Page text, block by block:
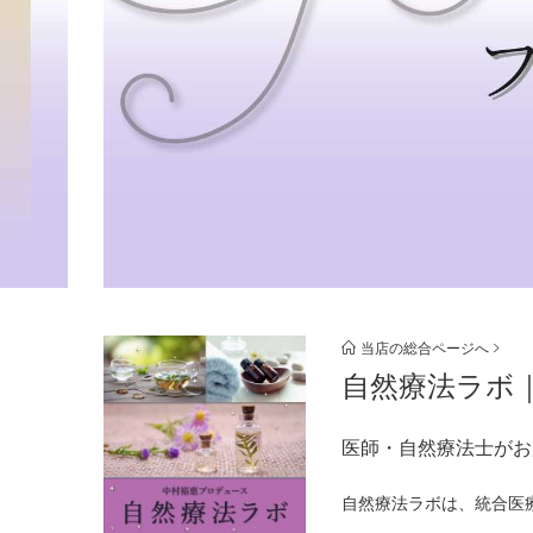
当店の総合ページへ
自然療法ラボ
医師・自然療法士が
自然療法ラボは、統合